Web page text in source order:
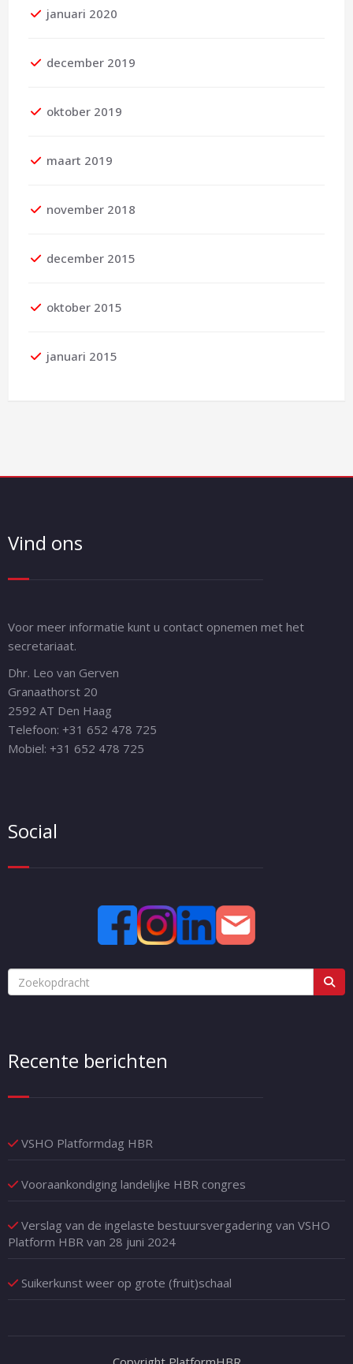
januari 2020
december 2019
oktober 2019
maart 2019
november 2018
december 2015
oktober 2015
januari 2015
Vind ons
Voor meer informatie kunt u contact opnemen met het
secretariaat.
Dhr. Leo van Gerven
Granaathorst 20
2592 AT Den Haag
Telefoon: +31 652 478 725
Mobiel: +31 652 478 725
Social
Recente berichten
VSHO Platformdag HBR
Vooraankondiging landelijke HBR congres
Verslag van de ingelaste bestuursvergadering van VSHO
Platform HBR van 28 juni 2024
Suikerkunst weer op grote (fruit)schaal